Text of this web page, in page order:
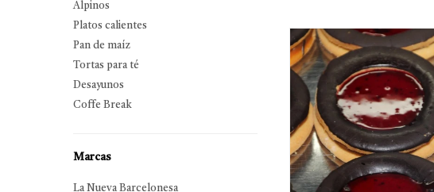
Alpinos
Platos calientes
Pan de maíz
Tortas para té
Desayunos
Coffe Break
Marcas
La Nueva Barcelonesa